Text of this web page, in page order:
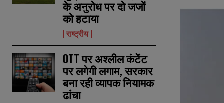
के अनुरोध पर दो जजों
को हटाया
राष्ट्रीय
OTT पर अश्लील कंटेंट
पर लगेगी लगाम, सरकार
बना रही व्यापक नियामक
ढांचा